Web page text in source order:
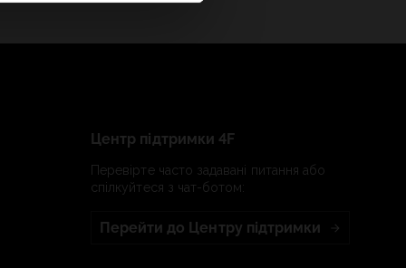
Центр підтримки 4F
Перевірте часто задавані питання або
спілкуйтеся з чат-ботом:
Перейти до Центру підтримки